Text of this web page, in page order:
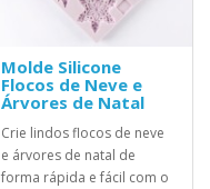
Molde Silicone
Flocos de Neve e
Árvores de Natal
Crie lindos flocos de neve
e árvores de natal de
forma rápida e fácil com o